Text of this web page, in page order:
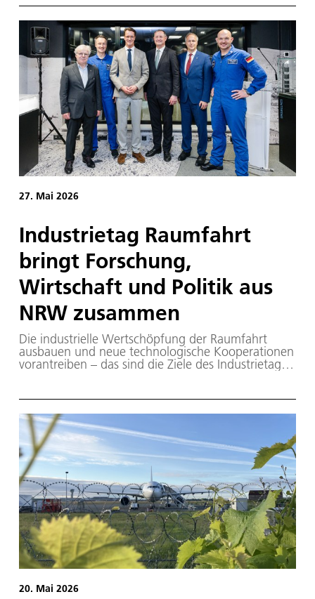
Beantwortung der Frage beitragen, ob vielleicht
Leben oder dessen Bausteine von anderen
Himmelskörpern auf die Erde kamen. Der
DESTINY+ Dust Analyzer (DDA) wird auf der
Mission DESTINY+ der japanischen
Raumfahrtagentur JAXA voraussichtlich 2028
gestartet und kosmischen Staub untersuchen. Das
Gerät wurde an die JAXA übergeben und ist
wohlbehalten in Japan angekommen. Es wurde
durch die Deutsche Raumfahrtagentur im
Deutschen Zentrum für Luft- und Raumfahrt (DLR)
mit Mitteln des Bundes finanziert. Entwickelt und
gebaut wurde DDA am Institut für
Raumfahrtsysteme (IRS) der Universität Stuttgart.
27. Mai 2026
Industrietag Raumfahrt
bringt Forschung,
Wirtschaft und Politik aus
NRW zusammen
Die industrielle Wertschöpfung der Raumfahrt
ausbauen und neue technologische Kooperationen
vorantreiben – das sind die Ziele des Industrietags
dem Ministerium für Wirtschaft, Industrie,
Klimaschutz und Energie (MWIKE),
AeroSpace.NRW, dem DLR und der ESA
organisiert.
20. Mai 2026